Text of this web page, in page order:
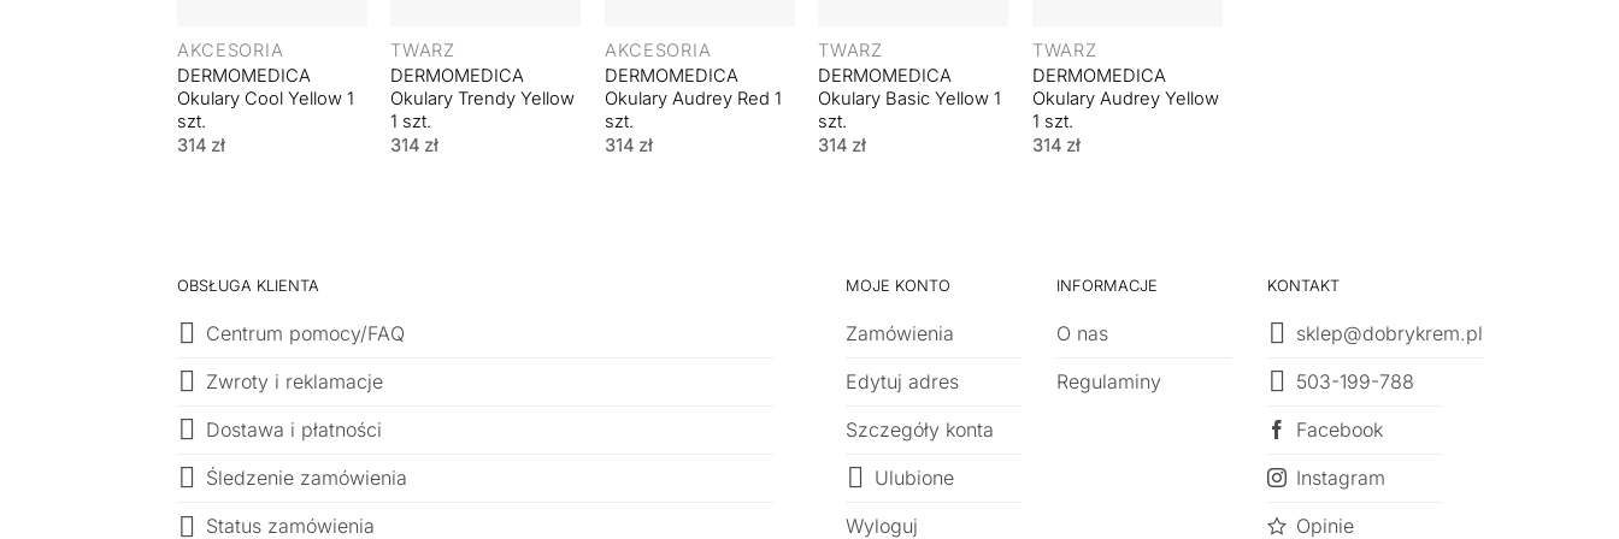
AKCESORIA
DERMOMEDICA
Okulary Cool Yellow 1
szt.
314 zł
TWARZ
DERMOMEDICA
Okulary Trendy Yellow
1 szt.
314 zł
AKCESORIA
DERMOMEDICA
Okulary Audrey Red 1
szt.
314 zł
TWARZ
DERMOMEDICA
Okulary Basic Yellow 1
szt.
314 zł
TWARZ
DERMOMEDICA
Okulary Audrey Yellow
1 szt.
314 zł
OBSŁUGA KLIENTA
Centrum pomocy/FAQ
Zwroty i reklamacje
Dostawa i płatności
Śledzenie zamówienia
Status zamówienia
MOJE KONTO
Zamówienia
Edytuj adres
Szczegóły konta
Ulubione
Wyloguj
INFORMACJE
O nas
Regulaminy
KONTAKT
sklep@dobrykrem.pl
503-199-788
Facebook
Instagram
Opinie